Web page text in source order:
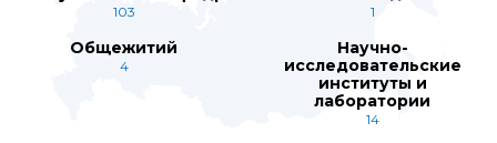
103 1
Общежитий
4
Научно-
исследовательские
институты и
лаборатории
14